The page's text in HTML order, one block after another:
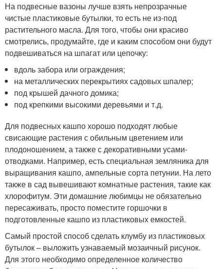
На подвесные вазоны лучше взять непрозрачные
чистые пластиковые бутылки, то есть не из-под
растительного масла. Для того, чтобы они красиво
смотрелись, продумайте, где и каким способом они будут
подвешиваться на шпагат или цепочку:
вдоль забора или ограждения;
на металлических перекрытиях садовых шпалер;
под крышей дачного домика;
под крепкими высокими деревьями и т.д.
Для подвесных кашпо хорошо подходят любые
свисающие растения с обильным цветением или
плодоношением, а также с декоративными усами-
отводками. Например, есть специальная земляника для
выращивания кашпо, ампельные сорта петунии. На лето
также в сад вывешивают комнатные растения, такие как
хлорофитум. Эти домашние любимцы не обязательно
пересаживать, просто поместите горшочки в
подготовленные кашпо из пластиковых емкостей.
Самый простой способ сделать клумбу из пластиковых
бутылок – выложить узнаваемый мозаичный рисунок.
Для этого необходимо определенное количество